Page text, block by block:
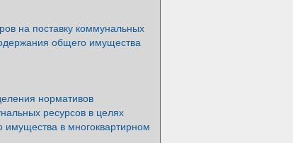
на поставку коммунальных
общего имущества
нормативов
ресурсов в целях
в многоквартирном